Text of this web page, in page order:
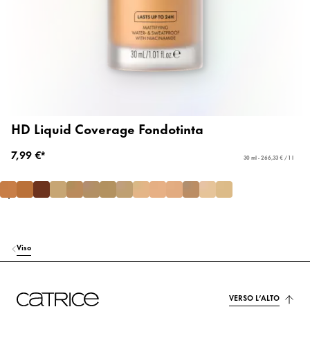
HD Liquid Coverage Fondotinta
7,99 €* 30 ml - 266,33 € / 1 l
Viso
VERSO L’ALTO